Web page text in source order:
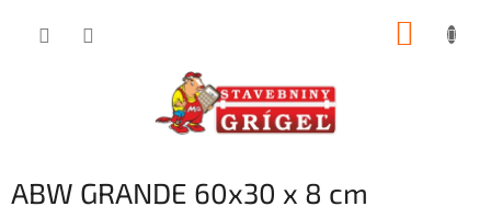
ABW GRANDE 60x30 x 8 cm